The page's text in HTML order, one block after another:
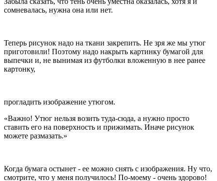
сомневалась, нужна она или нет.
Теперь рисунок надо на ткани закрепить. Не зря же мы утюг
приготовили! Поэтому надо накрыть картинку бумагой для
выпечки и, не вынимая из футболки вложенную в нее ранее
картонку,
прогладить изображение утюгом.
Важно! Утюг нельзя возить туда-сюда, а нужно просто
ставить его на поверхность и прижимать. Иначе рисунок
можете размазать.
Когда бумага остынет - ее можно снять с изображения. Ну что,
смотрите, что у меня получилось! По-моему - очень здорово!